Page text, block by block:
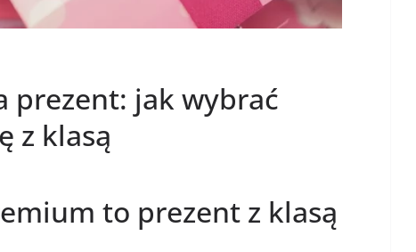
prezent: jak wybrać
z klasą
to prezent z klasą